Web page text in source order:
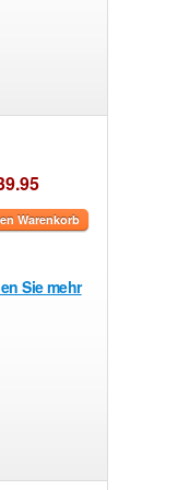
Warenkorb
Sie mehr